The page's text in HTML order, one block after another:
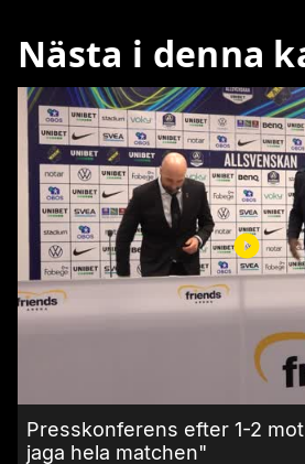
Nästa i denna
Presskonferens efter 1-2
jaga hela matchen"